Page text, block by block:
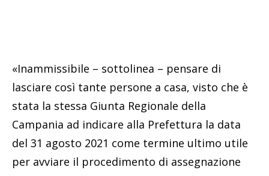
«Inammissibile – sottolinea – pensare di
lasciare così tante persone a casa, visto che è
stata la stessa Giunta Regionale della
Campania ad indicare alla Prefettura la data
del 31 agosto 2021 come termine ultimo utile
per avviare il procedimento di assegnazione